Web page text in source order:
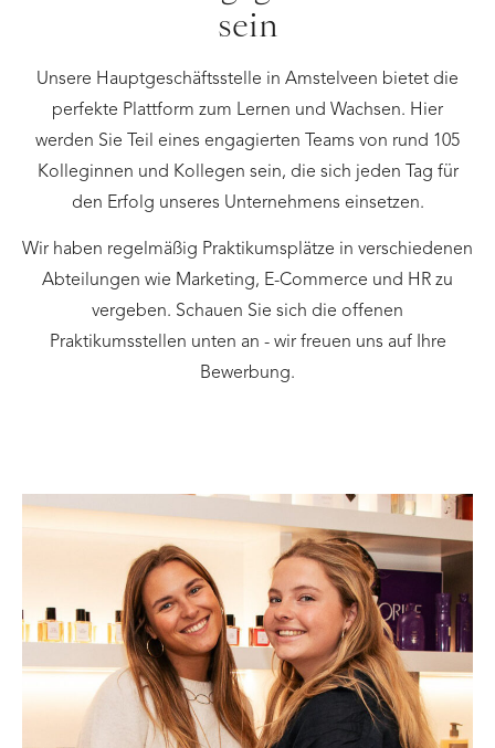
sein
Unsere Hauptgeschäftsstelle in Amstelveen bietet die
perfekte Plattform zum Lernen und Wachsen. Hier
werden Sie Teil eines engagierten Teams von rund 105
Kolleginnen und Kollegen sein, die sich jeden Tag für
den Erfolg unseres Unternehmens einsetzen.
Wir haben regelmäßig Praktikumsplätze in verschiedenen
Abteilungen wie Marketing, E-Commerce und HR zu
vergeben. Schauen Sie sich die offenen
Praktikumsstellen unten an - wir freuen uns auf Ihre
Bewerbung.